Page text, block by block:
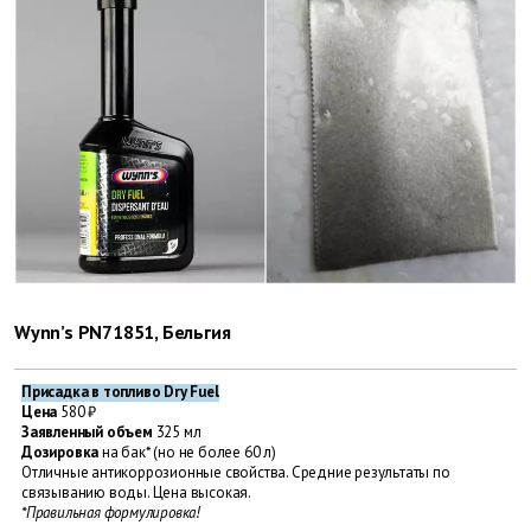
Wynn’s PN71851, Бельгия
Присадка в топливо Dry Fuel
Цена 580 ₽
Заявленный объем 325 мл
Дозировкана бак* (но не более 60 л)
Отличные антикоррозионные ­свойства. Средние результаты по
связыванию воды. Цена высокая.
*Правильная формулировка!